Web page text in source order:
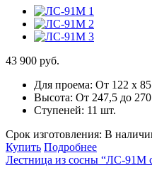
43 900 руб.
Для проема: От 122 х
Высота: От 247,5 до
Ступеней: 11 шт.
Срок изготовления: В
Купить Подробнее
Лестница из сосны “ЛС-91М